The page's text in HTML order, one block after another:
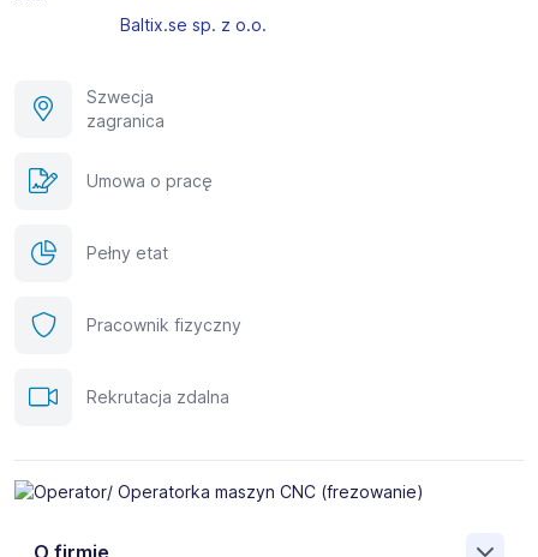
Baltix.se sp. z o.o.
Szwecja
zagranica
Umowa o pracę
Pełny etat
Pracownik fizyczny
Rekrutacja zdalna
O firmie